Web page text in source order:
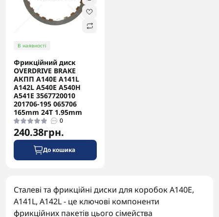
В наявності
Фрикційний диск
OVERDRIVE BRAKE
АКПП A140E A141L
A142L A540E A540H
A541E 3567720010
201706-195 065706
165mm 24T 1.95mm
0
240.38грн.
До кошика
Сталеві та фрикційні диски для коробок A140E,
A141L, A142L - це ключові компоненти
фрикційних пакетів цього сімейства